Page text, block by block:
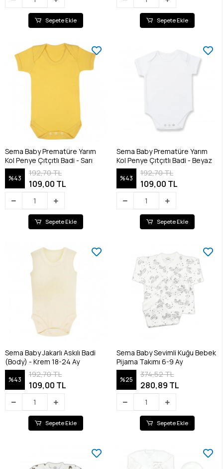
Sepete Ekle Sepete Ekle
Sema Baby Prematüre Yarım
Kol Penye Çıtçıtlı Badi - Sarı
%43
192,70 TL
109,00 TL
Sepete Ekle
Sema Baby Prematüre Yarım
Kol Penye Çıtçıtlı Badi - Beyaz
%43
192,70 TL
109,00 TL
Sepete Ekle
Sema Baby Jakarlı Askılı Badi
(Body) - Krem 18-24 Ay
%43
192,70 TL
109,00 TL
Sepete Ekle
Sema Baby Sevimli Kuğu Bebek
Pijama Takımı 6-9 Ay
%25
374,52 TL
280,89 TL
Sepete Ekle